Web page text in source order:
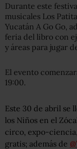
Durante este
musicales Los
Yucatán A Go Go,
feria del libro con
y áreas para jugar
El evento
19:00.
Este 30 de abril se
los Niños en el
circo, expo-
gratis; además de